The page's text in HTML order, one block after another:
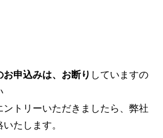
お申込みは、お断り していますの
トリーいただきましたら、弊社
たします。